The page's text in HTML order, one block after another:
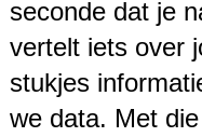
seconde dat je
vertelt iets over
stukjes
we data. Met